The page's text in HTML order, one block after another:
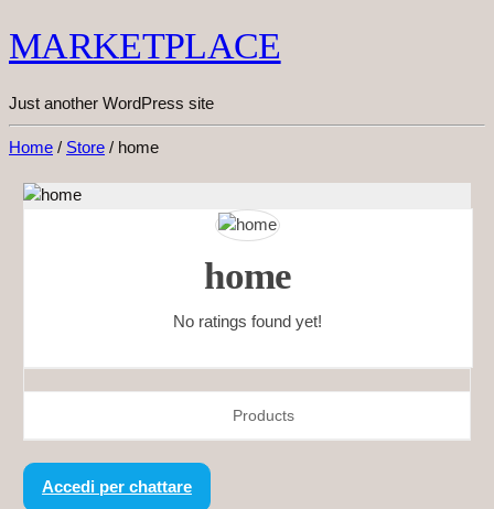
MARKETPLACE
Just another WordPress site
Home / Store / home
home
No ratings found yet!
Products
Accedi per chattare